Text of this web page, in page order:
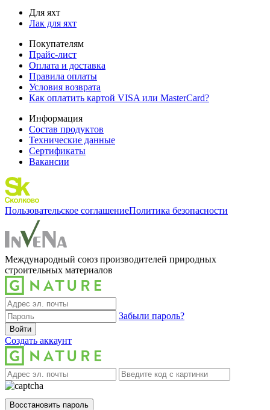
Для яхт
Лак для яхт
Покупателям
Прайс-лист
Оплата и доставка
Правила оплаты
Условия возврата
Как оплатить картой VISA или MasterCard?
Информация
Состав продуктов
Технические данные
Сертификаты
Вакансии
Пользовательское соглашениеПолитика безопасности
Международный союз производителей природных
строительных материалов
Забыли пароль?
Войти
Создать аккаунт
Восстановить пароль